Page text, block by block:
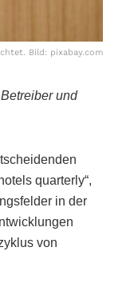
Bild: pixabay.com
und
quarterly“,
in der
von